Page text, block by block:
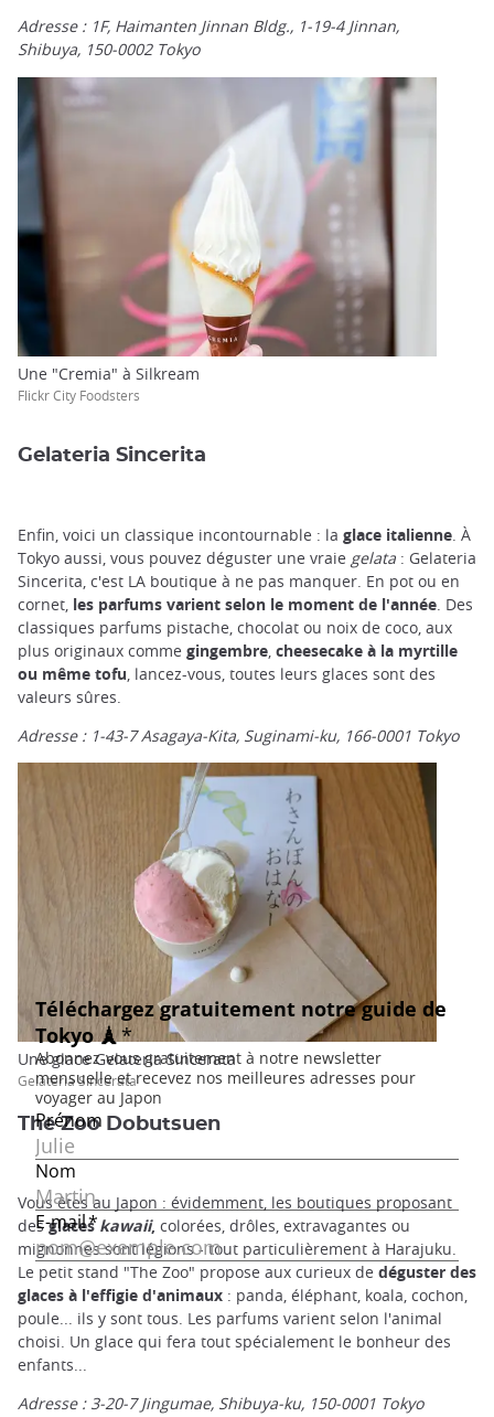
Adresse : 1F, Haimanten Jinnan Bldg., 1-19-4 Jinnan,
Shibuya, 150-0002 Tokyo
Une "Cremia" à Silkream
Flickr City Foodsters
Gelateria Sincerita
Enfin, voici un classique incontournable : la glace italienne . À
Tokyo aussi, vous pouvez déguster une vraie gelata : Gelateria
Sincerita, c'est LA boutique à ne pas manquer. En pot ou en
cornet, les parfums varient selon le moment de l'année . Des
classiques parfums pistache, chocolat ou noix de coco, aux
plus originaux comme gingembre cheesecake à la myrtille
ou même tofu , lancez-vous, toutes leurs glaces sont des
valeurs sûres.
Adresse : 1-43-7 Asagaya-Kita, Suginami-ku, 166-0001 Tokyo
Une glace Gelateria Sincerata
Gelateria Sincerata
The Zoo Dobutsuen
Vous êtes au Japon : évidemment, les boutiques proposant
desglaceskawaii, colorées, drôles, extravagantes ou
mignonnes sont légions - tout particulièrement à Harajuku.
Le petit stand "The Zoo" propose aux curieux de déguster des
glaces à l'effigie d'animaux : panda, éléphant, koala, cochon,
poule... ils y sont tous. Les parfums varient selon l'animal
choisi. Un glace qui fera tout spécialement le bonheur des
enfants...
Adresse : 3-20-7 Jingumae, Shibuya-ku, 150-0001 Tokyo